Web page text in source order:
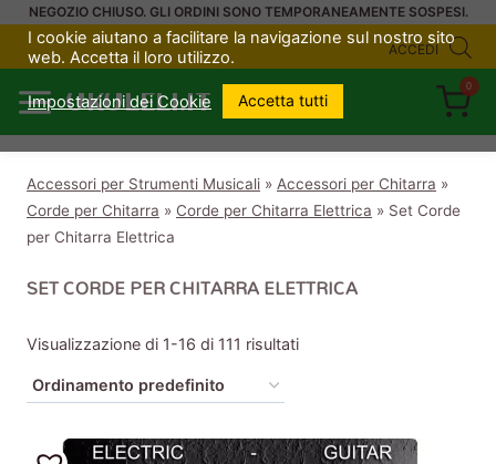
SaltaNEGOZIO CHIUSO. GLI ORDINI SONO TEMPORANEAMENTE SOSPESI.
ACCEDI
UKULELI.IT
0
Accessori per Strumenti Musicali » Accessori per Chitarra »
Corde per Chitarra » Corde per Chitarra Elettrica » Set Corde
per Chitarra Elettrica
SET CORDE PER CHITARRA ELETTRICA
Visualizzazione di 1-16 di 111 risultati
I cookie aiutano a facilitare la navigazione sul nostro sito
web. Accetta il loro utilizzo.
Impostazioni dei Cookie Accetta tutti